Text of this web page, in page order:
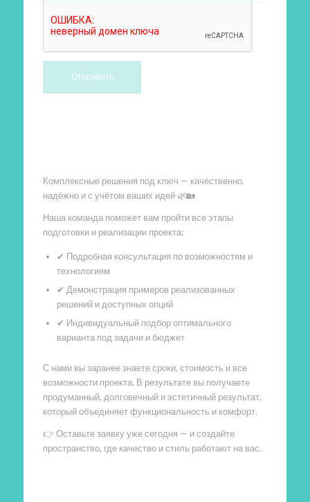
Комплексные решения под ключ — качественно,
надёжно и с учётом ваших идей 🌿🏡
Наша команда поможет вам пройти все этапы
подготовки и реализации проекта:
✔ Подробная консультация по возможностям и
технологиям
✔ Демонстрация примеров реализованных
решений и доступных опций
✔ Индивидуальный подбор оптимального
варианта под задачи и бюджет
С нами вы заранее знаете сроки, стоимость и все
возможности проекта. В результате вы получаете
продуманный, долговечный и эстетичный результат,
который объединяет функциональность и комфорт.
👉 Оставьте заявку уже сегодня — и создайте
пространство, где качество и стиль работают на вас.